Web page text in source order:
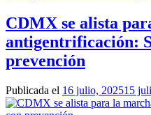
CDMX se alista
antigentrificación:
prevención
Publicada el 16 julio, 202515